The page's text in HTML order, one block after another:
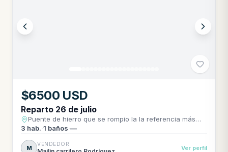
$6500 USD
Reparto 26 de julio
Puente de hierro que se rompio la la referencia más
Serrano es la frabica de pienso calle 24 entre 17 y río
3 hab.·1 baños·—
M
VENDEDOR
Ver perfil